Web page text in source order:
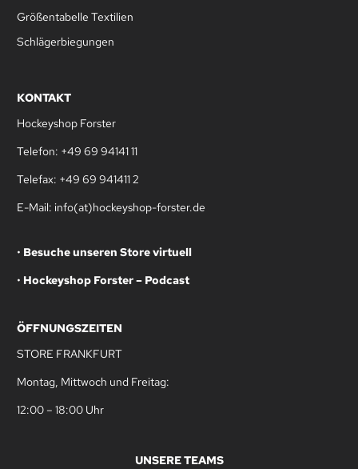
Größentabelle Textilien
Schlägerbiegungen
KONTAKT
Hockeyshop Forster
Telefon: +49 69 94141 11
Telefax: +49 69 941411 2
E-Mail: info(at)hockeyshop-forster.de
• Besuche unseren Store virtuell
• Hockeyshop Forster – Podcast
ÖFFNUNGSZEITEN
STORE FRANKFURT
Montag, Mittwoch und Freitag:
12:00 – 18:00 Uhr
UNSERE TEAMS